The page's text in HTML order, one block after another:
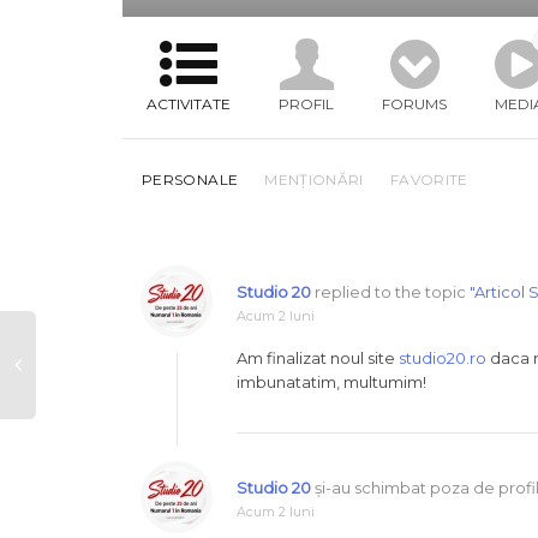
ACTIVITATE PROFIL FORUMS
PERSONALE MENȚIONĂRI FAVORITE
Studio 20 replied to the topic "Articol
Acum 2 luni
Am finalizat noul site studio20.ro daca
imbunatatim, multumim!
Studio 20și-au schimbat poza de profil
Acum 2 luni